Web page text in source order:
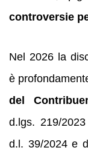
controversie
Nel 2026 la
è
del
d.lgs. 219/
d.l. 39/2024 e